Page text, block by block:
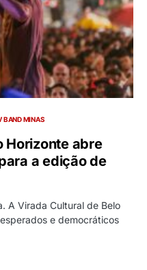
BAND MINAS
Horizonte abre
a edição de
A Virada Cultural de Belo
e democráticos